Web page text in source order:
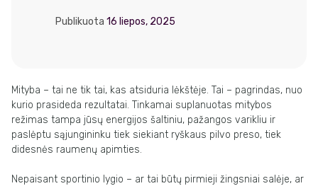
Publikuota16 liepos, 2025
Mityba – tai ne tik tai, kas atsiduria lėkštėje. Tai – pagrindas, nuo
kurio prasideda rezultatai. Tinkamai suplanuotas mitybos
režimas tampa jūsų energijos šaltiniu, pažangos varikliu ir
paslėptu sąjungininku tiek siekiant ryškaus pilvo preso, tiek
didesnės raumenų apimties.
Nepaisant sportinio lygio – ar tai būtų pirmieji žingsniai salėje, ar